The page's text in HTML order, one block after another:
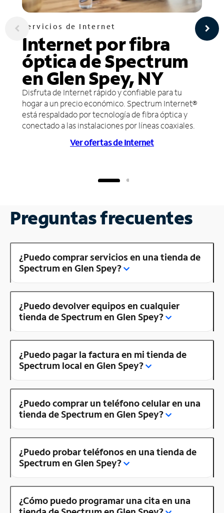
Servicios de Internet
Internet por fibra
óptica de Spectrum
en Glen Spey, NY
Disfruta de Internet rápido y confiable para tu
hogar a un precio económico. Spectrum Internet®
está respaldado por tecnología de fibra óptica y
conectado a las instalaciones por líneas coaxiales.
Ver ofertas de Internet
Preguntas frecuentes
¿Puedo comprar servicios en una tienda de
Spectrum en Glen Spey?
¿Puedo devolver equipos en cualquier
tienda de Spectrum en Glen Spey?
¿Puedo pagar la factura en mi tienda de
Spectrum local en Glen Spey?
¿Puedo comprar un teléfono celular en una
tienda de Spectrum en Glen Spey?
¿Puedo probar teléfonos en una tienda de
Spectrum en Glen Spey?
¿Cómo puedo programar una cita en una